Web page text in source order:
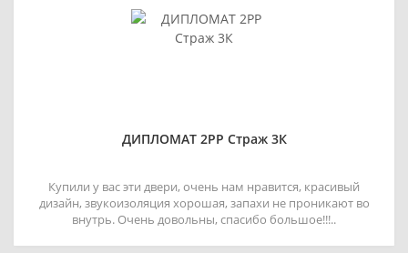
ДИПЛОМАТ 2РР Страж 3К
Купили у вас эти двери, очень нам нравится, красивый
дизайн, звукоизоляция хорошая, запахи не проникают во
внутрь. Очень довольны, спасибо большое!!!..